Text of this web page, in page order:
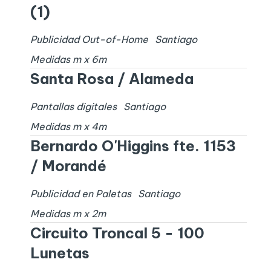
(1)
Publicidad Out-of-Home
Santiago
Medidas m x 6m
Santa Rosa / Alameda
Pantallas digitales
Santiago
Medidas m x 4m
Bernardo O'Higgins fte. 1153
/ Morandé
Publicidad en Paletas
Santiago
Medidas m x 2m
Circuito Troncal 5 - 100
Lunetas